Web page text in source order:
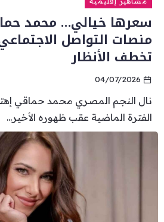
سعرها خيالي… محمد
منصات التواصل
تخطف الأنظار
04/07/2026
نال النجم المصري محمد حماقي
الفترة الماضية عقب ظهوره الأخير...